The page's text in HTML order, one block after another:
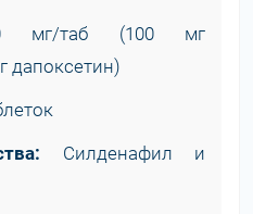
мг/таб (100 мг
дапоксетин)
Силденафил и